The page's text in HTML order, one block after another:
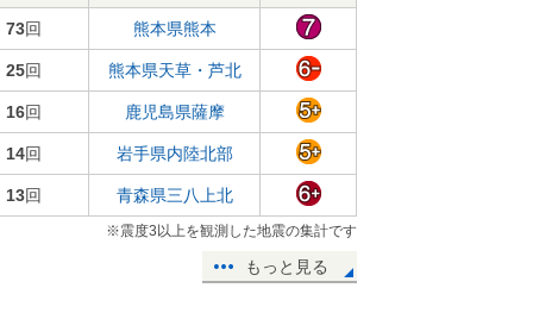
73回 熊本県熊本
25回 熊本県天草・芦北
16回 鹿児島県薩摩
14回 岩手県内陸北部
13回 青森県三八上北
※震度3以上を観測した地震の集計です
もっと見る